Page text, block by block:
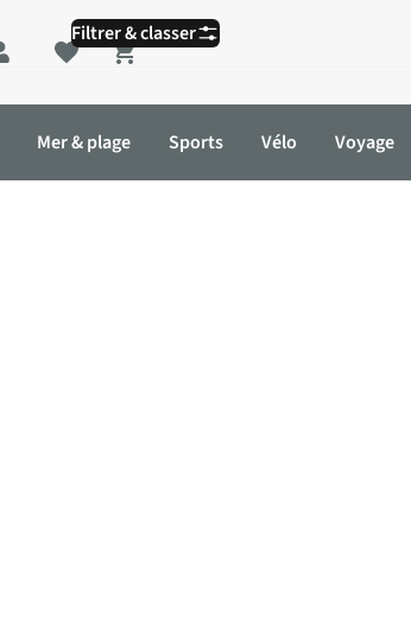
Shopping cart
Mer & plage Sports Vélo Voyage
Filtrer & classer